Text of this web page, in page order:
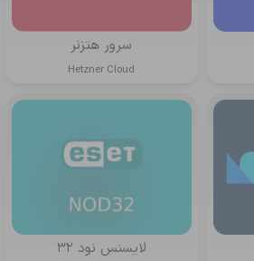
سرور هتزنر
Hetzner Cloud
لایسنس نود 32